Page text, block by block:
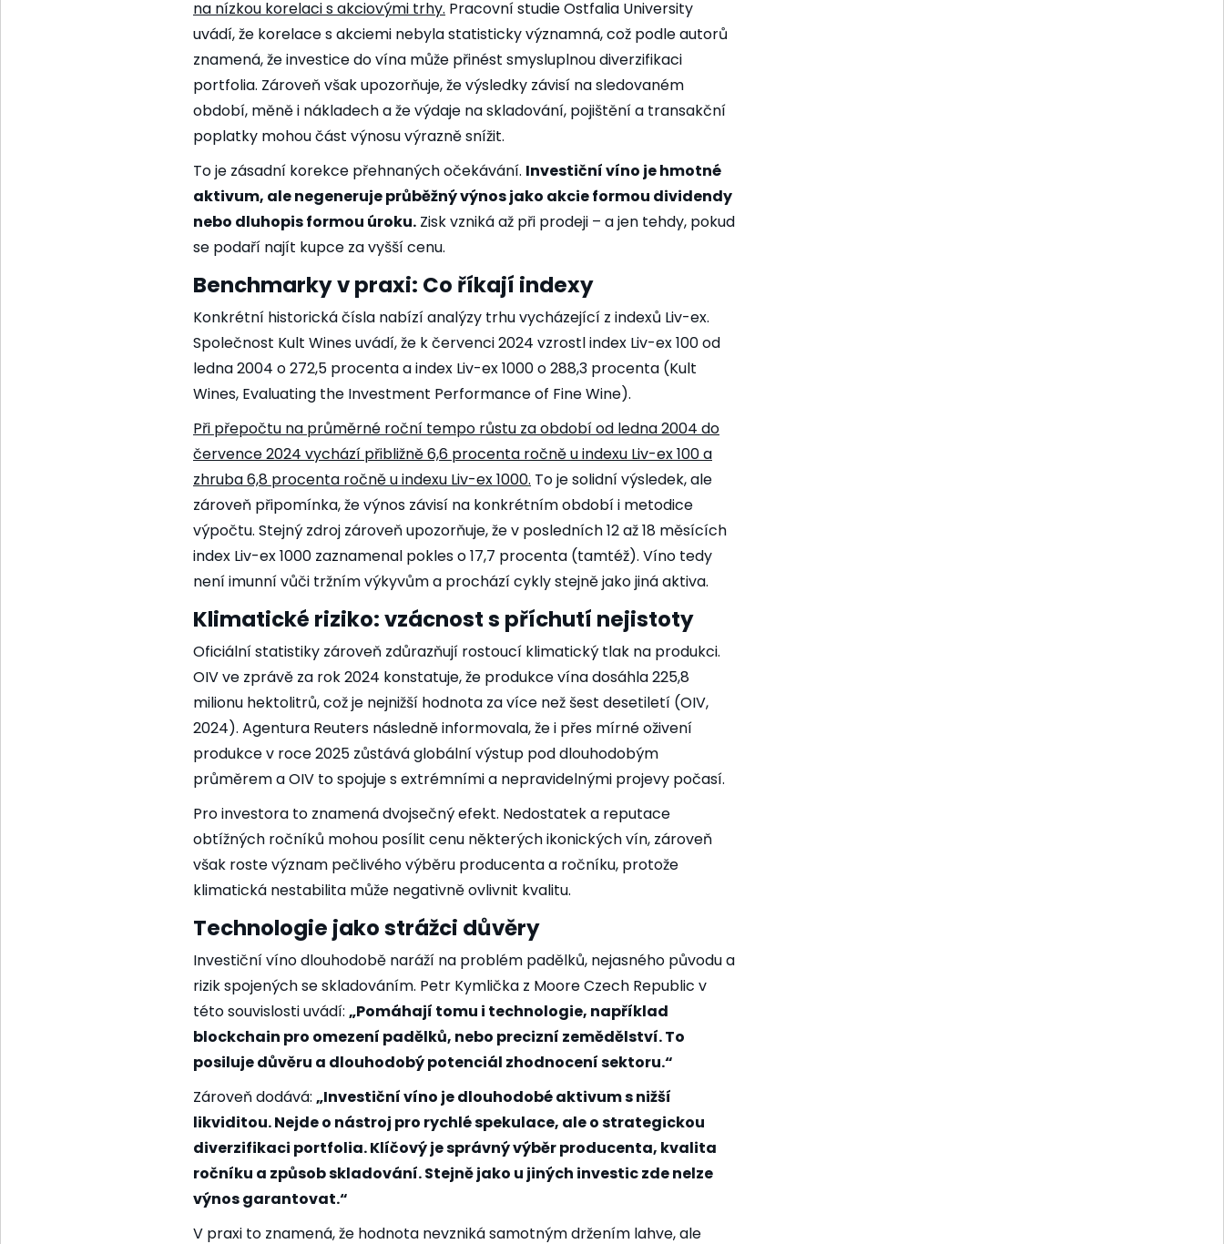
na nízkou korelaci s akciovými trhy. Pracovní studie Ostfalia University
uvádí, že korelace s akciemi nebyla statisticky významná, což podle autorů
znamená, že investice do vína může přinést smysluplnou diverzifikaci
portfolia. Zároveň však upozorňuje, že výsledky závisí na sledovaném
období, měně i nákladech a že výdaje na skladování, pojištění a transakční
poplatky mohou část výnosu výrazně snížit.
To je zásadní korekce přehnaných očekávání. Investiční víno je hmotné
aktivum, ale negeneruje průběžný výnos jako akcie formou dividendy
nebo dluhopis formou úroku. Zisk vzniká až při prodeji – a jen tehdy, pokud
se podaří najít kupce za vyšší cenu.
Benchmarky v praxi: Co říkají indexy
Konkrétní historická čísla nabízí analýzy trhu vycházející z indexů Liv-ex.
Společnost Kult Wines uvádí, že k červenci 2024 vzrostl index Liv-ex 100 od
ledna 2004 o 272,5 procenta a index Liv-ex 1000 o 288,3 procenta (Kult
Wines, Evaluating the Investment Performance of Fine Wine).
Při přepočtu na průměrné roční tempo růstu za období od ledna 2004 do
července 2024 vychází přibližně 6,6 procenta ročně u indexu Liv-ex 100 a
zhruba 6,8 procenta ročně u indexu Liv-ex 1000. To je solidní výsledek, ale
zároveň připomínka, že výnos závisí na konkrétním období i metodice
výpočtu. Stejný zdroj zároveň upozorňuje, že v posledních 12 až 18 měsících
index Liv-ex 1000 zaznamenal pokles o 17,7 procenta (tamtéž). Víno tedy
není imunní vůči tržním výkyvům a prochází cykly stejně jako jiná aktiva.
Klimatické riziko: vzácnost s příchutí nejistoty
Oficiální statistiky zároveň zdůrazňují rostoucí klimatický tlak na produkci.
OIV ve zprávě za rok 2024 konstatuje, že produkce vína dosáhla 225,8
milionu hektolitrů, což je nejnižší hodnota za více než šest desetiletí (OIV,
2024). Agentura Reuters následně informovala, že i přes mírné oživení
produkce v roce 2025 zůstává globální výstup pod dlouhodobým
průměrem a OIV to spojuje s extrémními a nepravidelnými projevy počasí.
Pro investora to znamená dvojsečný efekt. Nedostatek a reputace
obtížných ročníků mohou posílit cenu některých ikonických vín, zároveň
však roste význam pečlivého výběru producenta a ročníku, protože
klimatická nestabilita může negativně ovlivnit kvalitu.
Technologie jako strážci důvěry
Investiční víno dlouhodobě naráží na problém padělků, nejasného původu a
rizik spojených se skladováním. Petr Kymlička z Moore Czech Republic v
této souvislosti uvádí: „Pomáhají tomu i technologie, například
blockchain pro omezení padělků, nebo precizní zemědělství. To
posiluje důvěru a dlouhodobý potenciál zhodnocení sektoru.“
Zároveň dodává: „Investiční víno je dlouhodobé aktivum s nižší
likviditou. Nejde o nástroj pro rychlé spekulace, ale o strategickou
diverzifikaci portfolia. Klíčový je správný výběr producenta, kvalita
ročníku a způsob skladování. Stejně jako u jiných investic zde nelze
výnos garantovat.“
V praxi to znamená, že hodnota nevzniká samotným držením lahve, ale